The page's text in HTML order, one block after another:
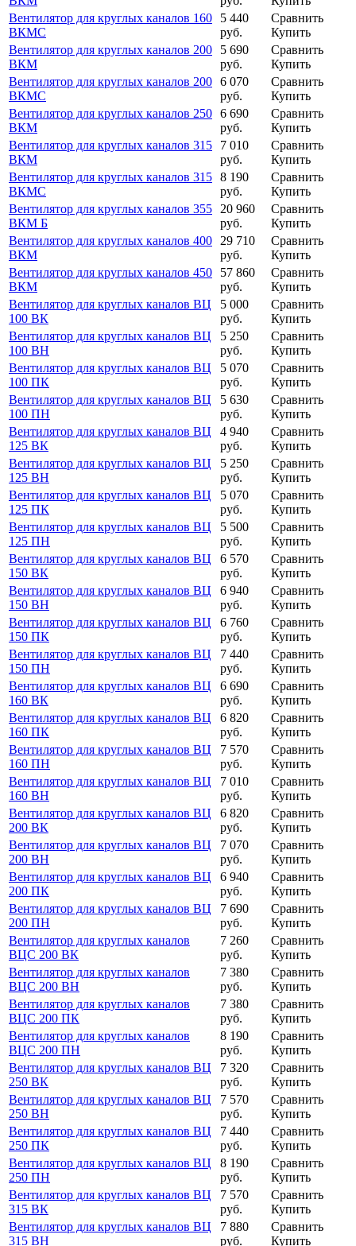
Вентилятор для круглых каналов 160
ВКМС
5 440
руб.
Сравнить
Купить
Вентилятор для круглых каналов 200
ВКМ
5 690
руб.
Сравнить
Купить
Вентилятор для круглых каналов 200
ВКМС
6 070
руб.
Сравнить
Купить
Вентилятор для круглых каналов 250
ВКМ
6 690
руб.
Сравнить
Купить
Вентилятор для круглых каналов 315
ВКМ
7 010
руб.
Сравнить
Купить
Вентилятор для круглых каналов 315
ВКМС
8 190
руб.
Сравнить
Купить
Вентилятор для круглых каналов 355
ВКМ Б
20 960
руб.
Сравнить
Купить
Вентилятор для круглых каналов 400
ВКМ
29 710
руб.
Сравнить
Купить
Вентилятор для круглых каналов 450
ВКМ
57 860
руб.
Сравнить
Купить
Вентилятор для круглых каналов ВЦ
100 ВК
5 000
руб.
Сравнить
Купить
Вентилятор для круглых каналов ВЦ
100 ВН
5 250
руб.
Сравнить
Купить
Вентилятор для круглых каналов ВЦ
100 ПК
5 070
руб.
Сравнить
Купить
Вентилятор для круглых каналов ВЦ
100 ПН
5 630
руб.
Сравнить
Купить
Вентилятор для круглых каналов ВЦ
125 ВК
4 940
руб.
Сравнить
Купить
Вентилятор для круглых каналов ВЦ
125 ВН
5 250
руб.
Сравнить
Купить
Вентилятор для круглых каналов ВЦ
125 ПК
5 070
руб.
Сравнить
Купить
Вентилятор для круглых каналов ВЦ
125 ПН
5 500
руб.
Сравнить
Купить
Вентилятор для круглых каналов ВЦ
150 ВК
6 570
руб.
Сравнить
Купить
Вентилятор для круглых каналов ВЦ
150 ВН
6 940
руб.
Сравнить
Купить
Вентилятор для круглых каналов ВЦ
150 ПК
6 760
руб.
Сравнить
Купить
Вентилятор для круглых каналов ВЦ
150 ПН
7 440
руб.
Сравнить
Купить
Вентилятор для круглых каналов ВЦ
160 ВК
6 690
руб.
Сравнить
Купить
Вентилятор для круглых каналов ВЦ
160 ПК
6 820
руб.
Сравнить
Купить
Вентилятор для круглых каналов ВЦ
160 ПН
7 570
руб.
Сравнить
Купить
Вентилятор для круглых каналов ВЦ
160 ВН
7 010
руб.
Сравнить
Купить
Вентилятор для круглых каналов ВЦ
200 ВК
6 820
руб.
Сравнить
Купить
Вентилятор для круглых каналов ВЦ
200 ВН
7 070
руб.
Сравнить
Купить
Вентилятор для круглых каналов ВЦ
200 ПК
6 940
руб.
Сравнить
Купить
Вентилятор для круглых каналов ВЦ
200 ПН
7 690
руб.
Сравнить
Купить
Вентилятор для круглых каналов
ВЦС 200 ВК
7 260
руб.
Сравнить
Купить
Вентилятор для круглых каналов
ВЦС 200 ВН
7 380
руб.
Сравнить
Купить
Вентилятор для круглых каналов
ВЦС 200 ПК
7 380
руб.
Сравнить
Купить
Вентилятор для круглых каналов
ВЦС 200 ПН
8 190
руб.
Сравнить
Купить
Вентилятор для круглых каналов ВЦ
250 ВК
7 320
руб.
Сравнить
Купить
Вентилятор для круглых каналов ВЦ
250 ВН
7 570
руб.
Сравнить
Купить
Вентилятор для круглых каналов ВЦ
250 ПК
7 440
руб.
Сравнить
Купить
Вентилятор для круглых каналов ВЦ
250 ПН
8 190
руб.
Сравнить
Купить
Вентилятор для круглых каналов ВЦ
315 ВК
7 570
руб.
Сравнить
Купить
Вентилятор для круглых каналов ВЦ
315 ВН
7 880
руб.
Сравнить
Купить